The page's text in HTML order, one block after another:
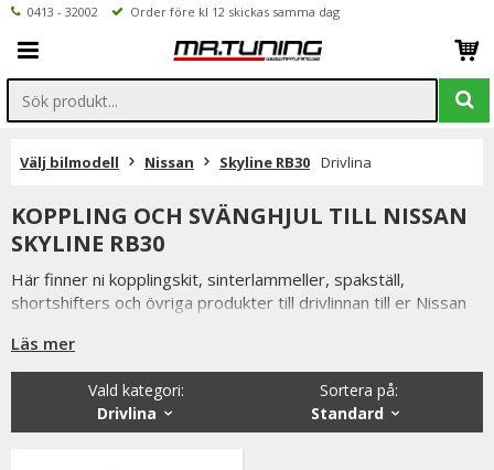
0413 - 32002 Order före kl 12 skickas samma dag
Välj bilmodell Nissan Skyline RB30 Drivlina
KOPPLING OCH SVÄNGHJUL TILL NISSAN
SKYLINE RB30
Här finner ni kopplingskit, sinterlammeller, spakställ,
shortshifters och övriga produkter till drivlinnan till er Nissan
Läs mer
Sortera på:
Standard
Vald kategori:
Drivlina